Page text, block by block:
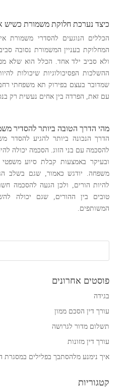
כיצד נערכת חלוקת משמורת כשיש
הכללים הנוגעים להסדרי משמורת
המחלוקת בעניין המשמורת נסובה
ולא סביב ילד אחד. הכלל הוא שלא
ההשלכות הפסיכולוגיות שיכולות
שמדובר בעצם בפירוק תא משפחתי
עם זאת, הפרדה בין אחים נעשית רק
מהי הדרך הטובה ביותר להסדיר
הדרך הנכונה ביותר להגיע להסדר
להסכמה עם בני הזוג. הסכמה יכולה
ובעיקר באמצעות קבלת סיוע משפטי
משפחה. יודגש כאמור, שגם בשלב
להיות הורים, ולכן הגעה להסכמה
טובים בין ההורים, שגם יכולה
המשותפים.
פוסטים אחרונים
בגידה
עורך דין הסכם ממון
תשלום מדור לגרושה
עורך דין מזונות
איך נימנע מלהסתבך בפלילים במסגרת
קטגוריות